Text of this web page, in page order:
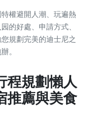
權避開人潮、玩遍熱
的好處、申請方式、
規劃完美的迪士尼之
。
程規劃懶人
推薦與美食